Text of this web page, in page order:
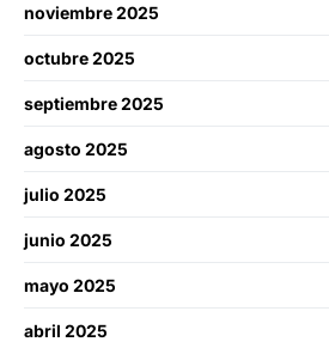
noviembre 2025
octubre 2025
septiembre 2025
agosto 2025
julio 2025
junio 2025
mayo 2025
abril 2025